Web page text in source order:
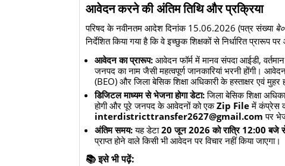
आवेदन करने की अंतिम तिथि और प्रक्रिया
​परिषद के नवीनतम आदेश दिनांक 15.06.2026 (पत्र संख्या
निर्देशित किया गया है कि वे इच्छुक शिक्षकों से निर्धारित प्रारूप
आवेदन का प्रारूप: आवेदन फॉर्म में मानव संपदा आईडी, वर्तमान
जनपद का नाम जैसी महत्वपूर्ण जानकारियां भरनी होंगी।
(BEO) और जिला बेसिक शिक्षा अधिकारी के हस्ताक्षर एवं
डिजिटल माध्यम से भेजना होगा डेटा:जिला बेसिक शिक्षा
होगी और पूरे जनपद के आवेदनों को एकZip Fileमें कंप्रेस
interdistricttransfer2627@gmail.com पर
अंतिम समय:यह डेटा20 जून 2026 को रात्रि 12:00 बजे से
प्राप्त होने वाले किसी भी आवेदन पर विचार नहीं किया जाएगा।
​📚 इसे भी पढ़ें: